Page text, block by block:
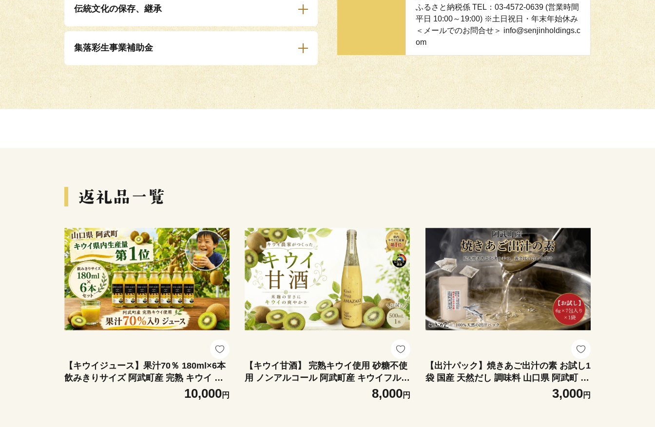
伝統文化の保存、継承
集落彩生事業補助金
ふるさと納税係 TEL：03-4572-0639 (営業時間
平日 10:00～19:00) ※土日祝日・年末年始休み
＜メールでのお問合せ＞ info@senjinholdings.c
om
【キウイジュース】果汁70％ 180ml×6本
飲みきりサイズ 阿武町産 完熟 キウイ ビ
10,000円
【キウイ甘酒】 完熟キウイ使用 砂糖不使
用 ノンアルコール 阿武町産 キウイフルー
8,000円
【出汁パック】焼きあご出汁の素 お試し1
袋 国産 天然だし 調味料 山口県 阿武町 伝
統製法 椎茸 昆布 鰹 万能だし 食卓3,000円